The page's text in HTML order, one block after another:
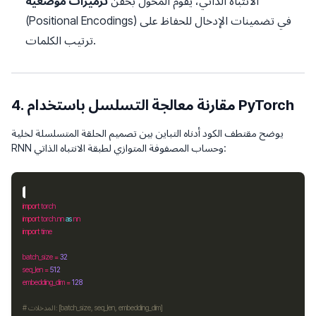
(Positional Encodings) في تضمينات الإدخال للحفاظ على
ترتيب الكلمات.
4. مقارنة معالجة التسلسل باستخدام PyTorch
يوضح مقتطف الكود أدناه التباين بين تصميم الحلقة المتسلسلة لخلية
RNN وحساب المصفوفة المتوازي لطبقة الانتباه الذاتي:
import
import torch.nn as
import
batch_size =32
seq_len =512
embedding_dim =128
# المدخلات: [batch_size, seq_len, embedding_dim]